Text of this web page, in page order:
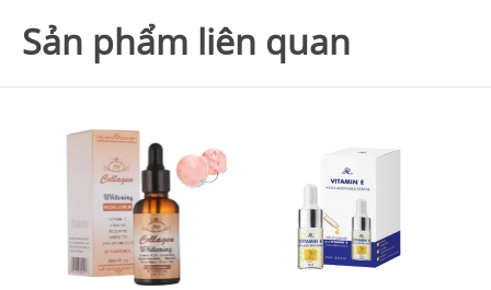
Sản phẩm liên quan